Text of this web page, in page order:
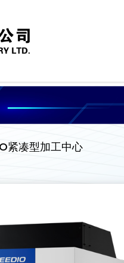
紧凑型加工中心